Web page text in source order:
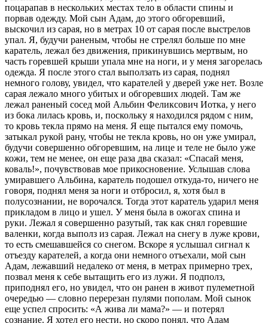
поцарапав в нескольких местах тело в области спины и
порвав одежду. Мой сын Адам, до этого обгоревший,
выскочил из сарая, но в метрах 10 от сарая после выстрелов
упал. Я, будучи раненым, чтобы не стрелял больше по мне
каратель, лежал без движения, прикинувшись мертвым, но
часть горевшей крыши упала мне на ноги, и у меня загорелась
одежда. Я после этого стал выползать из сарая, поднял
немного голову, увидел, что карателей у дверей уже нет. Возле
сарая лежало много убитых и обгоревших людей. Там же
лежал раненый сосед мой Альбин Феликсович Иотка, у него
из бока лилась кровь, и, поскольку я находился рядом с ним,
то кровь текла прямо на меня. Я еще пытался ему помочь,
затыкал рукой рану, чтобы не текла кровь, но он уже умирал,
будучи совершенно обгоревшим, на лице и теле не было уже
кожи, тем не менее, он еще раза два сказал: «Спасай меня,
коваль!», почувствовав мое прикосновение. Услышав слова
умиравшего Альбина, каратель подошел откуда-то, ничего не
говоря, поднял меня за ноги и отбросил, я, хотя был в
полусознании, не ворочался. Тогда этот каратель ударил меня
прикладом в лицо и ушел. У меня была в ожогах спина и
руки. Лежал я совершенно разутый, так как снял горевшие
валенки, когда выполз из сарая. Лежал на снегу в луже крови,
то есть смешавшейся со снегом. Вскоре я услышал сигнал к
отъезду карателей, а когда они немного отъехали, мой сын
Адам, лежавший недалеко от меня, в метрах примерно трех,
позвал меня к себе вытащить его из лужи. Я подполз,
приподнял его, но увидел, что он ранен в живот пулеметной
очередью — словно перерезан пулями пополам. Мой сынок
еще успел спросить: «А жива ли мама?» — и потерял
сознание. Я хотел его нести, но скоро понял, что Адам